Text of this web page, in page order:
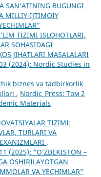
SAN’ATINING BUGUNGI
MILLIY-IJTIMOIY
TIZIMI ISLOHOTLARI,
SOHASIDAGI
JIHATLARI MASALALARI
(2024): Nordic Studies in
biznes va tadbirkorlik
, Nordic_Press: Том 2
Materials
TIZIMI:
TURLARI VA
,
(2025): “O‘ZBEKISTON –
OSHIRILAYOTGAN
VA YECHIMLAR”